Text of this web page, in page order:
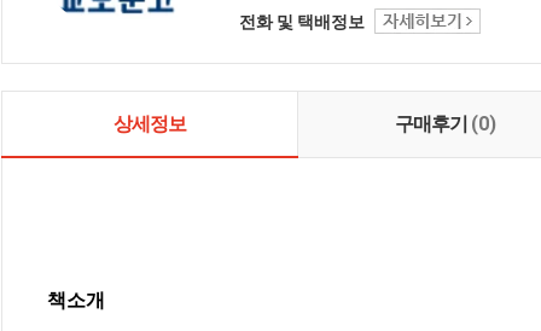
전화 및 택배정보
상세정보 구매후기 (0)
책소개